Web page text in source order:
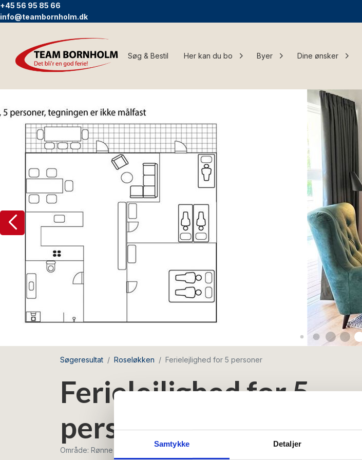
Samtykke Detaljer
+45 56 95 85 66
info@teambornholm.dk
Søg & Bestil Her kan du bo Byer Dine ønsker
Søgeresultat Roseløkken Ferielejlighed for 5 personer
Ferielejlighed for 5
personer
Område: Rønne